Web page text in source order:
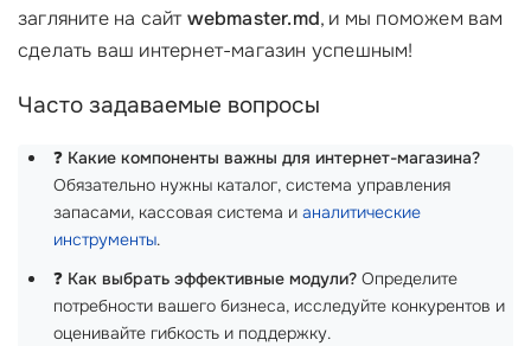
загляните на сайтwebmaster.md, и мы поможем вам
сделать ваш интернет-магазин успешным!
Часто задаваемые вопросы
❓ Какие компоненты важны для интернет-магазина?
Обязательно нужны каталог, система управления
запасами, кассовая система и аналитические
инструменты.
❓ Как выбрать эффективные модули? Определите
потребности вашего бизнеса, исследуйте конкурентов и
оценивайте гибкость и поддержку.